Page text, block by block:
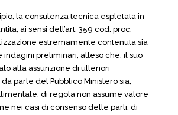
la consulenza tecnica espletata in
ai sensi dell’art. 359 cod. proc.
estremamente contenuta sia
preliminari, atteso che, il suo
alla assunzione di ulteriori
parte del Pubblico Ministero sia,
di regola non assume valore
nei casi di consenso delle parti, di